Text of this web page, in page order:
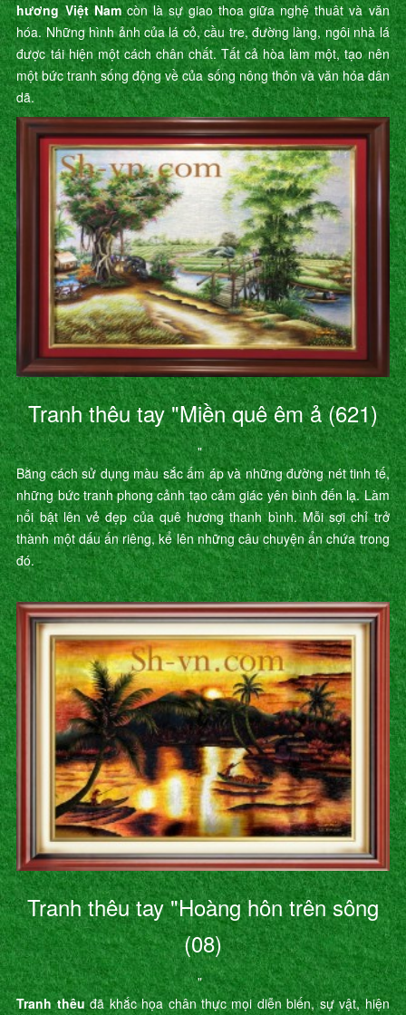
hương Việt Namcòn là sự giao thoa giữa nghệ thuât và văn
hóa. Những hình ảnh của lá cỏ, cầu tre, đường làng, ngôi nhà lá
được tái hiện một cách chân chất. Tất cả hòa làm một, tạo nên
một bức tranh sống động về của sống nông thôn và văn hóa dân
dã.
Tranh thêu tay "Miền quê êm ả (621)
"
Bằng cách sử dụng màu sắc ấm áp và những đường nét tinh tế,
những bức tranh phong cảnh tạo cảm giác yên bình đến lạ. Làm
nổi bật lên vẻ đẹp của quê hương thanh bình. Mỗi sợi chỉ trở
thành một dấu ấn riêng, kể lên những câu chuyện ẩn chứa trong
đó.
Tranh thêu tay "Hoàng hôn trên sông
(08)
"
Tranh thêuđã khắc họa chân thực mọi diễn biến, sự vật, hiện